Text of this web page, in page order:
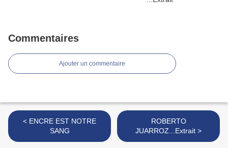
Commentaires
Ajouter un commentaire
< ENCRE EST NOTRE
SANG
ROBERTO
JUARROZ...Extrait >